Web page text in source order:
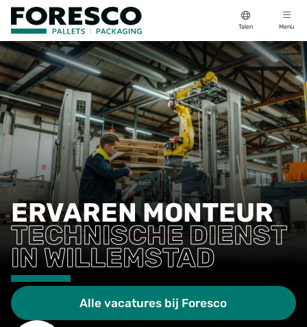
Talen Menu
ERVAREN MONTEUR
TECHNISCHE DIENST
IN WILLEMSTAD
Alle vacatures bij Foresco